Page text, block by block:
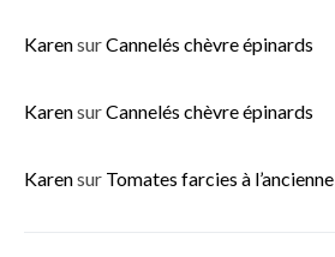
KarensurCannelés chèvre épinards
KarensurCannelés chèvre épinards
Karensur Tomates farcies à l’ancienne